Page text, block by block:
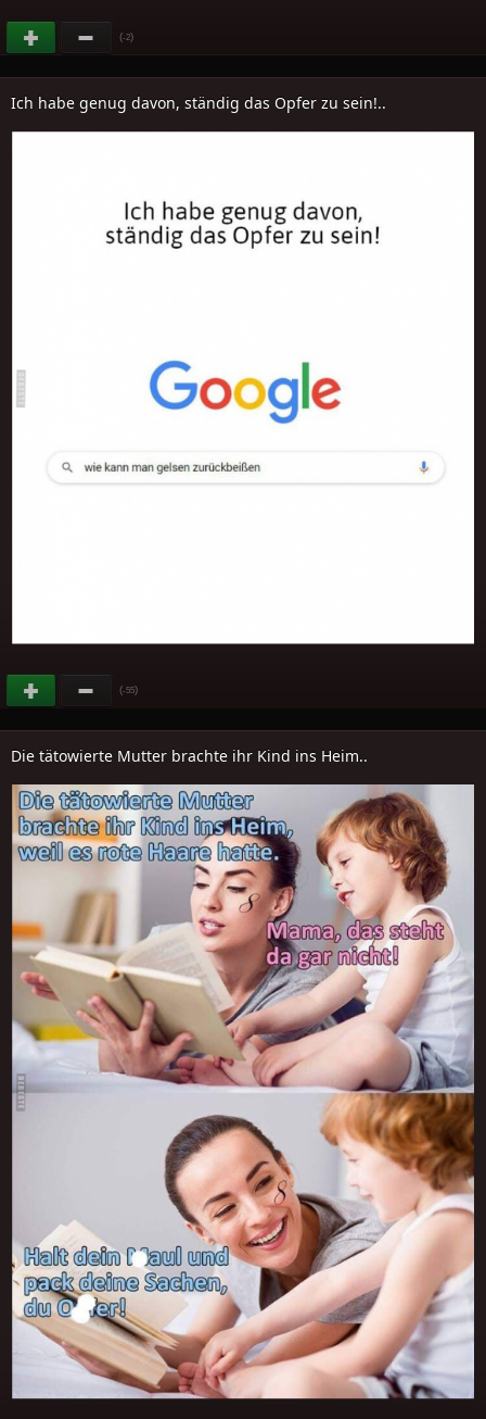
(-2)
Ich habe genug davon, ständig das Opfer zu sein!..
(-55)
Die tätowierte Mutter brachte ihr Kind ins Heim..